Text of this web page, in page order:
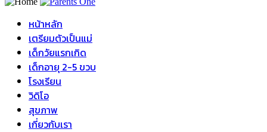
หน้าหลัก
เตรียมตัวเป็นแม่
เด็กวัยแรกเกิด
เด็กอายุ 2-5 ขวบ
โรงเรียน
วิดิโอ
สุขภาพ
เกี่ยวกับเรา